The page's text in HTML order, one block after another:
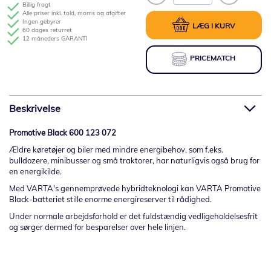
LÆG I KURV
PRICEMATCH
Billig fragt
Alle priser inkl. told, moms og afgifter
Ingen gebyrer
60 dages returret
12 måneders GARANTI
Beskrivelse
Promotive Black 600 123 072
Ældre køretøjer og biler med mindre energibehov, som f.eks.
bulldozere, minibusser og små traktorer, har naturligvis også brug for
en energikilde.
Med VARTA's gennemprøvede hybridteknologi kan VARTA Promotive
Black-batteriet stille enorme energireserver til rådighed.
Under normale arbejdsforhold er det fuldstændig vedligeholdelsesfrit
og sørger dermed for besparelser over hele linjen.